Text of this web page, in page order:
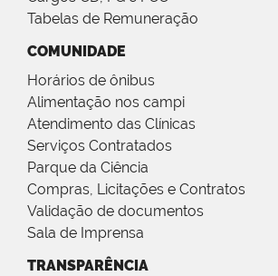
Tabelas de Remuneração
COMUNIDADE
Horários de ônibus
Alimentação nos campi
Atendimento das Clínicas
Serviços Contratados
Parque da Ciência
Compras, Licitações e Contratos
Validação de documentos
Sala de Imprensa
TRANSPARÊNCIA